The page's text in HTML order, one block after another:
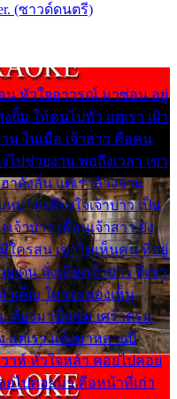
(ซาวด์ดนตรี)
น หัวใจอาวรณ์ มาซ่อน อยู่
ยิ้ม ให้คนไปทั่ว แต่เรา เฝ้า
น ในเมื่อ เจ้าสาว คือคน
ปช่วยงาน พอถึงเวลา เขา
าดังลั่น แต่เราล้างจาน
มาย เคียงใจเจ้าบ่าว เป็น
จ้าบ่าว เพื่อนเจ้าสาว ยัง
ใครสน เขาไม่เห็นคน ที่อยู่
เด่น นั่งเคียงเจ้าบ่าว ที่เขา
ำเค็ญ ใครจะมองเห็น
ต้องมาขื่นขม เศร้าตรม
แต่เรา แล้งมาหลายปี
าห์ หัวใจหล้า คอยไปคอย
ไปคอยมา คือหน้าที่เก่า